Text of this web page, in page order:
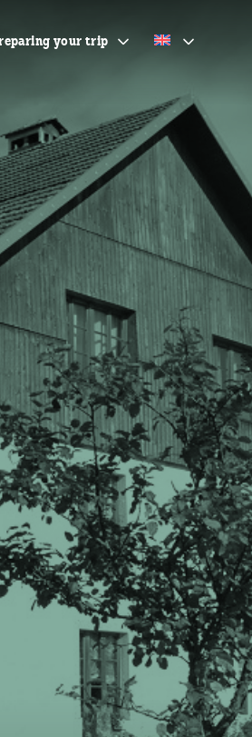
your trip
& Tours
to the Franco-
Doubs in the heart
Jura mountains